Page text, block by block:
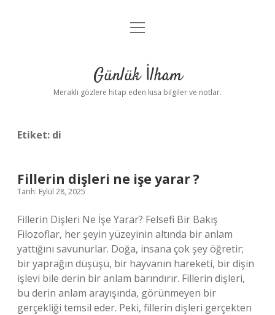
Anasayfa
Yasal Uyarı
menüyü
Günlük İlham
Meraklı gözlere hitap eden kısa bilgiler ve notlar.
Etiket: di
Fillerin dişleri ne işe yarar ?
Tarih: Eylül 28, 2025
Fillerin Dişleri Ne İşe Yarar? Felsefi Bir Bakış
Filozoflar, her şeyin yüzeyinin altında bir anlam
yattığını savunurlar. Doğa, insana çok şey öğretir;
bir yaprağın düşüşü, bir hayvanın hareketi, bir dişin
işlevi bile derin bir anlam barındırır. Fillerin dişleri,
bu derin anlam arayışında, görünmeyen bir
gerçekliği temsil eder. Peki, fillerin dişleri gerçekten